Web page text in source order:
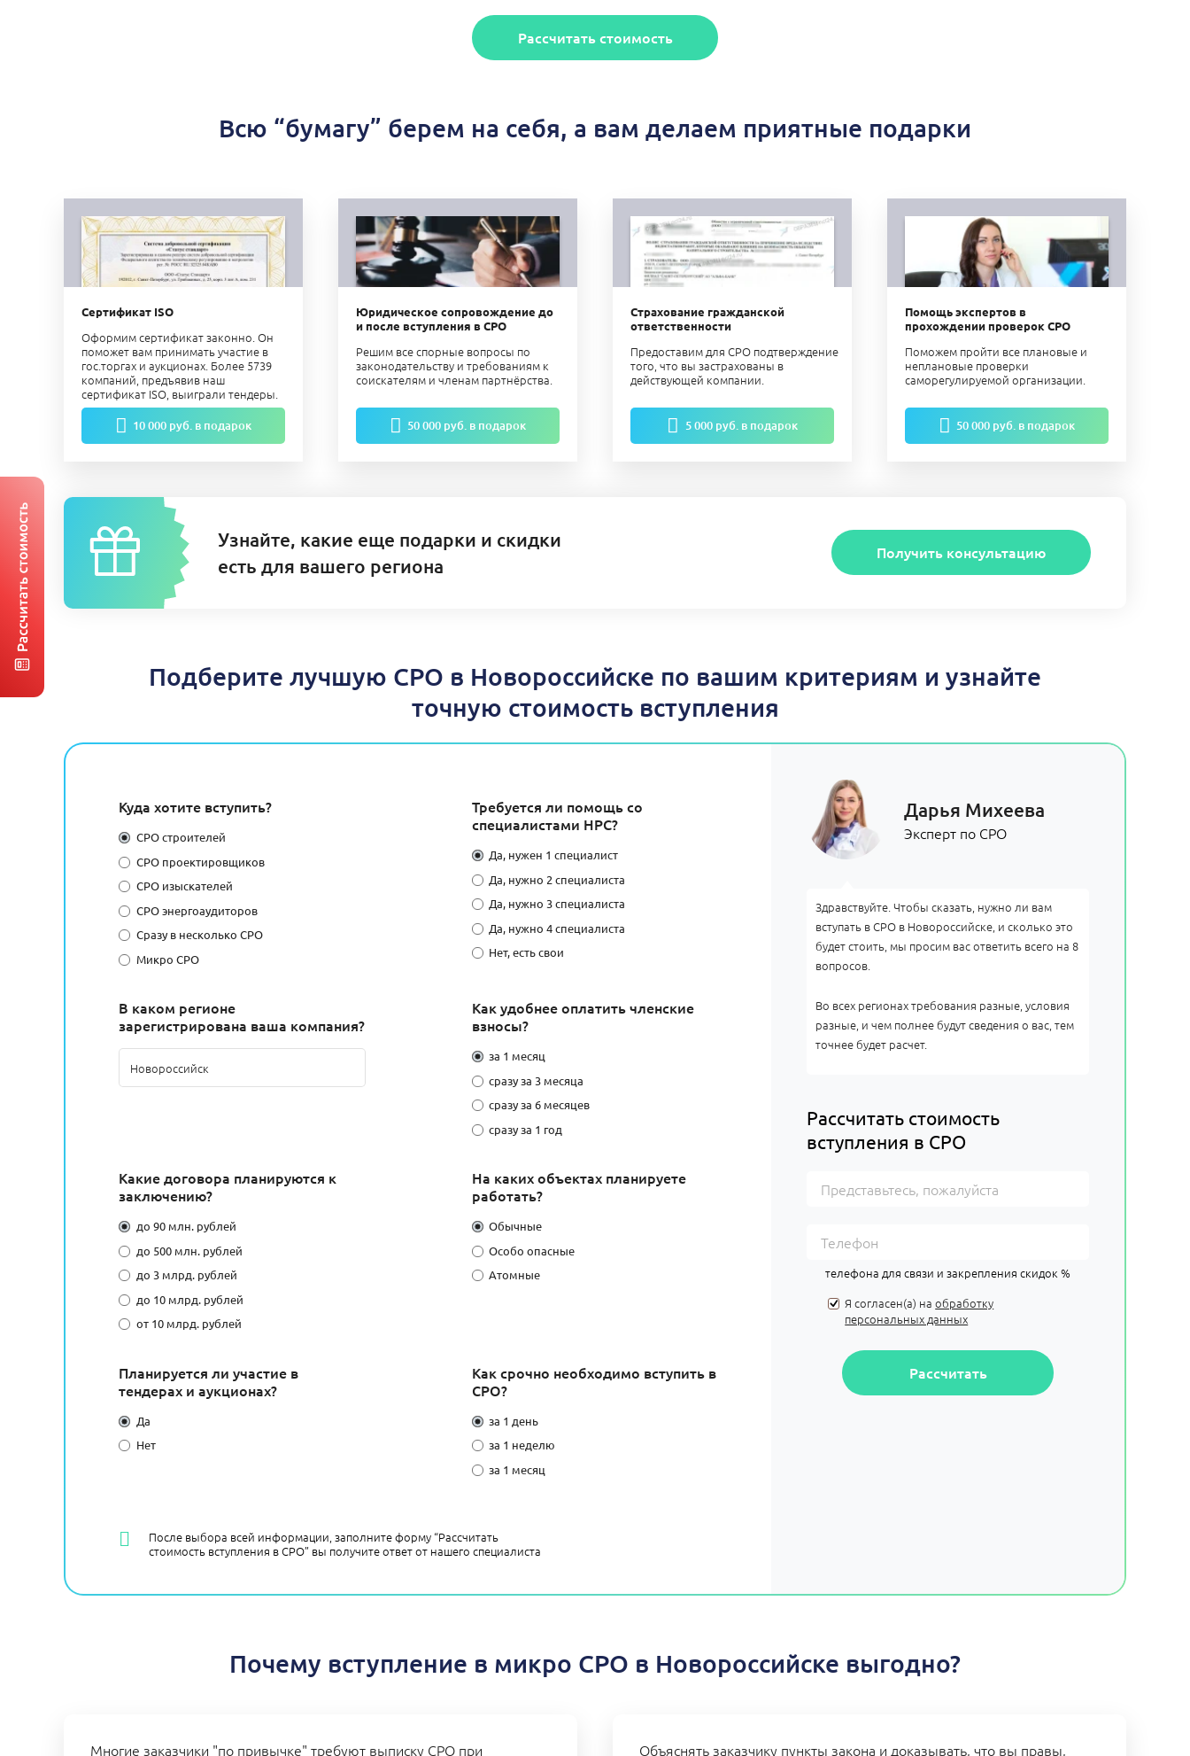
Рассчитать стоимость
Всю “бумагу” берем на себя, а вам делаем приятные подарки
Сертификат ISO
Оформим сертификат законно. Он
поможет вам принимать участие в
гос.торгах и аукционах. Более 5739
компаний, предъявив наш
сертификат ISO, выиграли тендеры.
10 000 руб. в подарок
Юридическое сопровождение до
и после вступления в СРО
Решим все спорные вопросы по
законодательству и требованиям к
соискателям и членам партнёрства.
50 000 руб. в подарок
Страхование гражданской
ответственности
Предоставим для СРО подтверждение
того, что вы застрахованы в
действующей компании.
5 000 руб. в подарок
Помощь экспертов в
прохождении проверок СРО
Поможем пройти все плановые и
неплановые проверки
саморегулируемой организации.
50 000 руб. в подарок
Узнайте, какие еще подарки и скидки
есть для вашего региона
Получить консультацию
Подберите лучшую СРО в Новороссийске по вашим критериям и узнайте
точную стоимость вступления
Куда хотите вступить?
СРО строителей
СРО проектировщиков
СРО изыскателей
СРО энергоаудиторов
Сразу в несколько СРО
Микро СРО
Требуется ли помощь со
специалистами НРС?
Да, нужен 1 специалист
Да, нужно 2 специалиста
Да, нужно 3 специалиста
Да, нужно 4 специалиста
Нет, есть свои
В каком регионе
зарегистрирована ваша компания?
Как удобнее оплатить членские
взносы?
за 1 месяц
сразу за 3 месяца
сразу за 6 месяцев
сразу за 1 год
Какие договора планируются к
заключению?
до 90 млн. рублей
до 500 млн. рублей
до 3 млрд. рублей
до 10 млрд. рублей
от 10 млрд. рублей
На каких объектах планируете
работать?
Обычные
Особо опасные
Атомные
Планируется ли участие в
тендерах и аукционах?
Да
Нет
Как срочно необходимо вступить в
СРО?
за 1 день
за 1 неделю
за 1 месяц
После выбора всей информации, заполните форму “Рассчитать
стоимость вступления в СРО” вы получите ответ от нашего специалиста
Дарья Михеева
Эксперт по СРО
Здравствуйте. Чтобы сказать, нужно ли вам
вступать в СРО в Новороссийске, и сколько это
будет стоить, мы просим вас ответить всего на 8
вопросов.
Во всех регионах требования разные, условия
разные, и чем полнее будут сведения о вас, тем
точнее будет расчет.
Рассчитать стоимость
вступления в СРО
телефона для связи и закрепления скидок %
Я согласен(а) наобработку
персональных данных
Рассчитать
Почему вступление в микро СРО в Новороссийске выгодно?
Многие заказчики "по привычке" требуют выписку СРО при Объяснять заказчику пункты закона и доказывать, что вы правы,